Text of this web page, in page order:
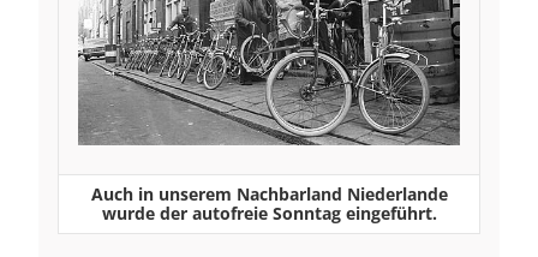
Auch in unserem Nachbarland Niederlande
wurde der autofreie Sonntag eingeführt.